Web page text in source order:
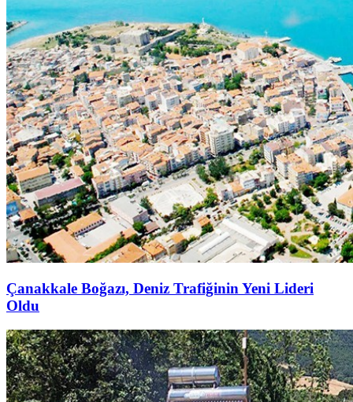
Çanakkale Boğazı, Deniz Trafiğinin Yeni Lideri
Oldu